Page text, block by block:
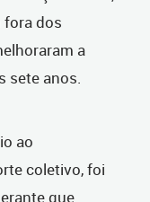
fora dos
a
sete anos.
ao
coletivo, foi
que